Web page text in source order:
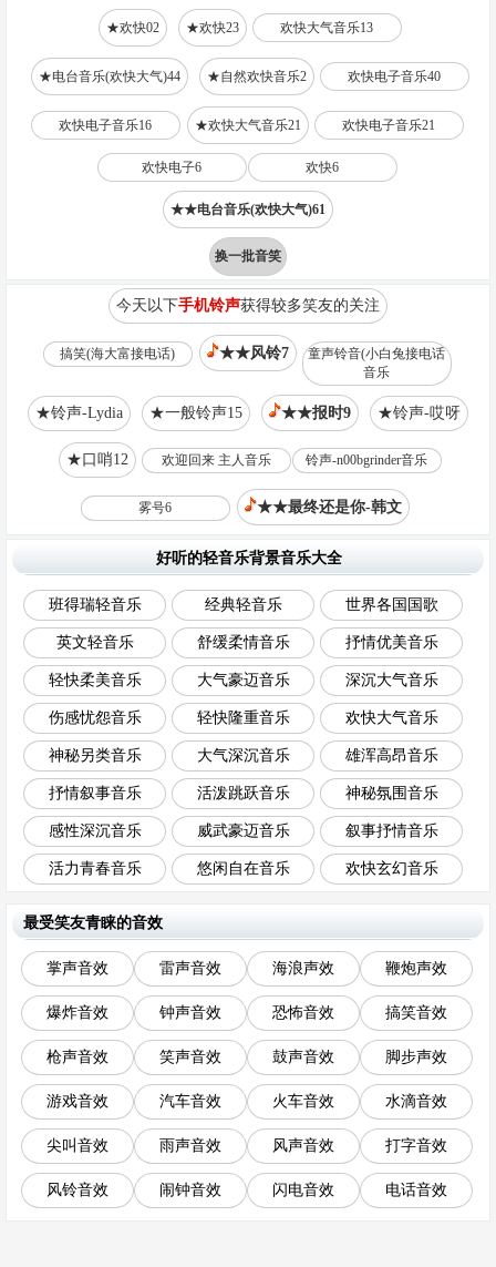
★欢快02 ★欢快23 欢快大气音乐13
★电台音乐(欢快大气)44 ★自然欢快音乐2 欢快电子音乐40
欢快电子音乐16 ★欢快大气音乐21 欢快电子音乐21
欢快电子6 欢快6
★★电台音乐(欢快大气)61
换一批音笑
今天以下手机铃声获得较多笑友的关注
搞笑(海大富接电话) ★★风铃7
童声铃音(小白兔接电话
音乐
★铃声-Lydia ★一般铃声15 ★★报时9 ★铃声-哎呀
★口哨12 欢迎回来 主人音乐 铃声-n00bgrinder音乐
雾号6 ★★最终还是你-韩文
好听的轻音乐背景音乐大全
班得瑞轻音乐 经典轻音乐 世界各国国歌
英文轻音乐 舒缓柔情音乐 抒情优美音乐
轻快柔美音乐 大气豪迈音乐 深沉大气音乐
伤感忧怨音乐 轻快隆重音乐 欢快大气音乐
神秘另类音乐 大气深沉音乐 雄浑高昂音乐
抒情叙事音乐 活泼跳跃音乐 神秘氛围音乐
感性深沉音乐 威武豪迈音乐 叙事抒情音乐
活力青春音乐 悠闲自在音乐 欢快玄幻音乐
最受笑友青睐的音效
掌声音效 雷声音效 海浪声效 鞭炮声效
爆炸音效 钟声音效 恐怖音效 搞笑音效
枪声音效 笑声音效 鼓声音效 脚步声效
游戏音效 汽车音效 火车音效 水滴音效
尖叫音效 雨声音效 风声音效 打字音效
风铃音效 闹钟音效 闪电音效 电话音效